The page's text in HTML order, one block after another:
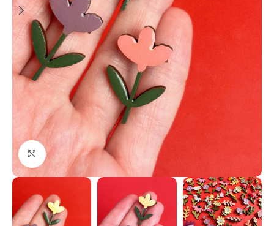
Нажмите, чтобы увеличить изображение